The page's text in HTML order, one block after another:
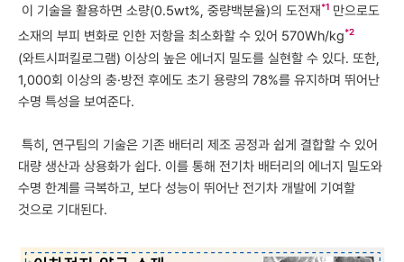
이 기술을 활용하면 소량(0.5wt%, 중량백분율)의 도전재*1 만으로도
소재의 부피 변화로 인한 저항을 최소화할 수 있어 570Wh/kg*2
(와트시퍼킬로그램) 이상의 높은 에너지 밀도를 실현할 수 있다. 또한,
1,000회 이상의 충·방전 후에도 초기 용량의 78%를 유지하며 뛰어난
수명 특성을 보여준다.
특히, 연구팀의 기술은 기존 배터리 제조 공정과 쉽게 결합할 수 있어
대량 생산과 상용화가 쉽다. 이를 통해 전기차 배터리의 에너지 밀도와
수명 한계를 극복하고, 보다 성능이 뛰어난 전기차 개발에 기여할
것으로 기대된다.